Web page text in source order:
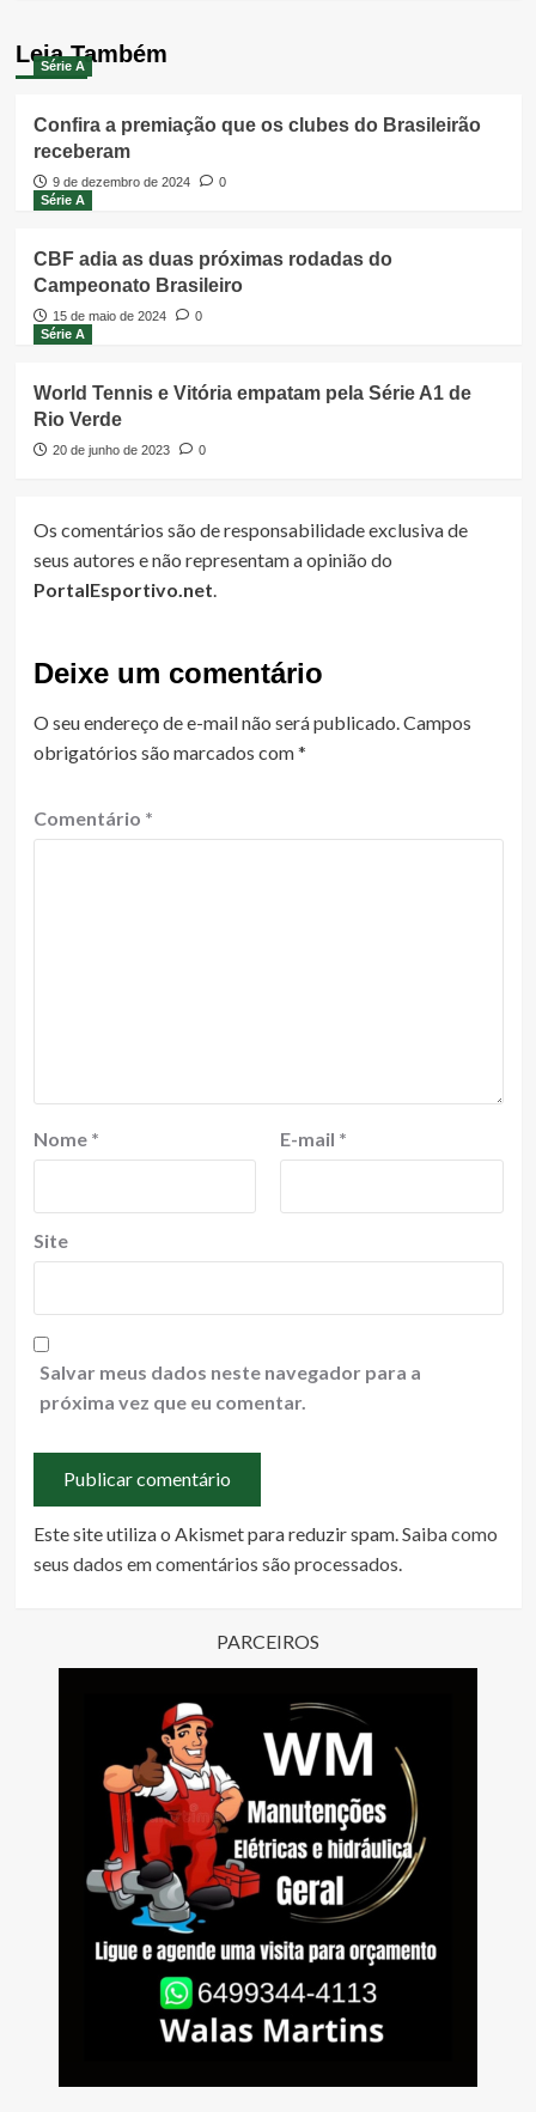
Leia Também
Série A
Confira a premiação que os clubes do Brasileirão
receberam
9 de dezembro de 2024
0
Série A
CBF adia as duas próximas rodadas do
Campeonato Brasileiro
15 de maio de 2024
0
Série A
World Tennis e Vitória empatam pela Série A1 de
Rio Verde
20 de junho de 2023 0
Os comentários são de responsabilidade exclusiva de
seus autores e não representam a opinião do
PortalEsportivo.net.
Deixe um comentário
O seu endereço de e-mail não será publicado.Campos
obrigatórios são marcados com*
Comentário *
Nome * E-mail *
Site
Salvar meus dados neste navegador para a
próxima vez que eu comentar.
Este site utiliza o Akismet para reduzir spam.Saiba como
seus dados em comentários são processados.
PARCEIROS